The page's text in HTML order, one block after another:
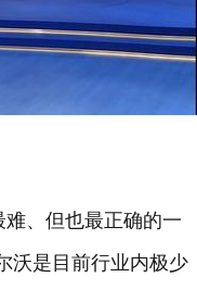
、但也最正确的一
沃是目前行业内极少